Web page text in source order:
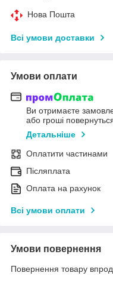
Нова Пошта
Всі умови доставки
Умови оплати
Ви отримаєте
або гроші
Детальніше
Оплатити частинами
Післяплата
Оплата на рахунок
Всі умови оплати
Умови повернення
Повернення товару